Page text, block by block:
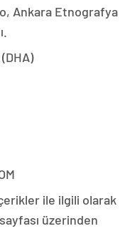
Ankara Etnografya
ile ilgili olarak
üzerinden